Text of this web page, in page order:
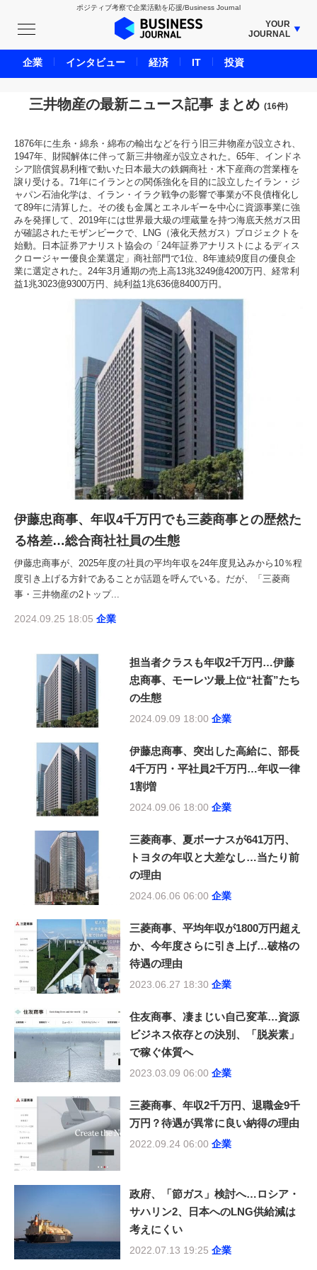
ポジティブ考察で企業活動を応援/Business Journal
YOUR
JOURNAL
BUSINESS JOURNAL
UNICORN JOURNAL
CARBON CREDITS JOURNAL
ENERGY MANAGEMENT JOURNAL
INBOUND JOURNAL
LIFE ENDING JOURNAL
AI JOURNAL
REAL ESTATE BROKERAGE JOURNAL
SMART MARKETING JOURNAL
BPaaS JOURNAL
ADOPTABLE DOG JOURNAL
三井物産の最新ニュース記事 まとめ (16件)
1876年に生糸・綿糸・綿布の輸出などを行う旧三井物産が設立され、
1947年、財閥解体に伴って新三井物産が設立された。65年、インドネ
シア賠償貿易利権で動いた日本最大の鉄鋼商社・木下産商の営業権を
譲り受ける。71年にイランとの関係強化を目的に設立したイラン・ジ
ャパン石油化学は、イラン・イラク戦争の影響で事業が不良債権化し
て89年に清算した。その後も金属とエネルギーを中心に資源事業に強
みを発揮して、2019年には世界最大級の埋蔵量を持つ海底天然ガス田
が確認されたモザンビークで、LNG（液化天然ガス）プロジェクトを
始動。日本証券アナリスト協会の「24年証券アナリストによるディス
クロージャー優良企業選定」商社部門で1位、8年連続9度目の優良企
業に選定された。24年3月通期の売上高13兆3249億4200万円、経常利
益1兆3023億9300万円、純利益1兆636億8400万円。
伊藤忠商事、年収4千万円でも三菱商事との歴然た
る格差…総合商社社員の生態
伊藤忠商事が、2025年度の社員の平均年収を24年度見込みから10％程
度引き上げる方針であることが話題を呼んでいる。だが、「三菱商
事・三井物産の2トップ...
2024.09.25 18:05 企業
担当者クラスも年収2千万円…伊藤
忠商事、モーレツ最上位“社畜”たち
の生態
2024.09.09 18:00 企業
伊藤忠商事、突出した高給に、部長
4千万円・平社員2千万円…年収一律
1割増
2024.09.06 18:00 企業
三菱商事、夏ボーナスが641万円、
トヨタの年収と大差なし…当たり前
の理由
2024.06.06 06:00 企業
三菱商事、平均年収が1800万円超え
か、今年度さらに引き上げ…破格の
待遇の理由
2023.06.27 18:30 企業
住友商事、凄まじい自己変革…資源
ビジネス依存との決別、「脱炭素」
で稼ぐ体質へ
2023.03.09 06:00 企業
三菱商事、年収2千万円、退職金9千
万円？待遇が異常に良い納得の理由
2022.09.24 06:00 企業
政府、「節ガス」検討へ…ロシア・
サハリン2、日本へのLNG供給減は
考えにくい
2022.07.13 19:25 企業
企業 インタビュー 経済 IT 投資